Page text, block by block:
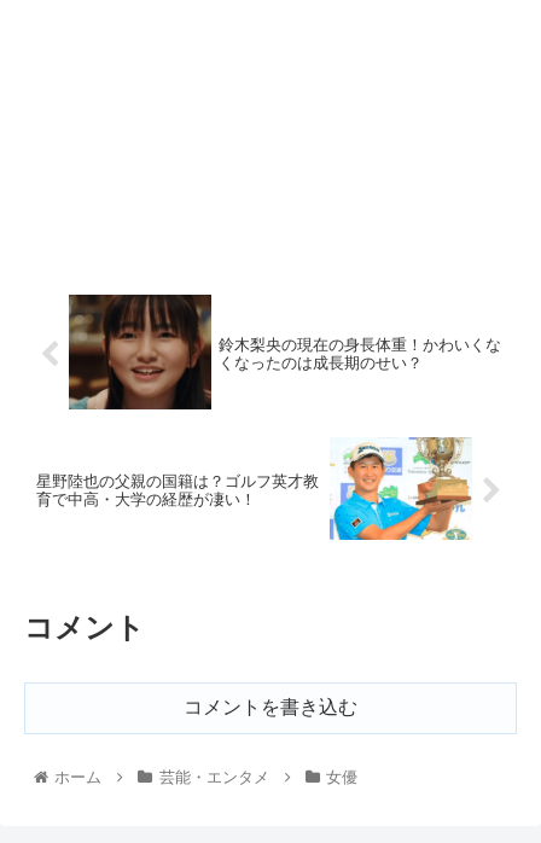
鈴木梨央の現在の身長体重！かわいくな
くなったのは成長期のせい？
星野陸也の父親の国籍は？ゴルフ英才教
育で中高・大学の経歴が凄い！
コメント
コメントを書き込む
ホーム 芸能・エンタメ 女優